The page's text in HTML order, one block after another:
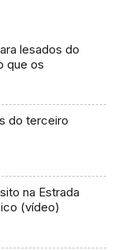
lesados do
que os
do terceiro
na Estrada
(vídeo)